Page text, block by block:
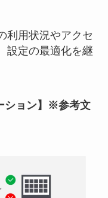
利用状況やアクセ
設定の最適化を継
ション】※参考文